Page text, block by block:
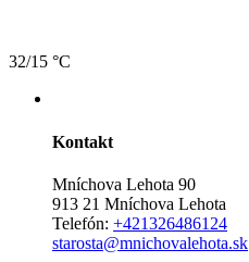
32/15 °C
Kontakt
Mníchova Lehota 90
913 21 Mníchova Lehota
Telefón: +421326486124
starosta@mnichovalehota.sk